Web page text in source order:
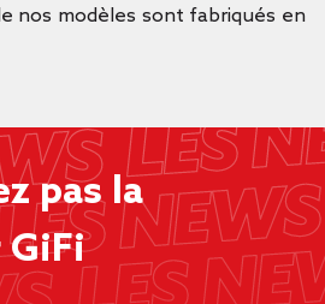
nos modèles sont fabriqués en
pas la